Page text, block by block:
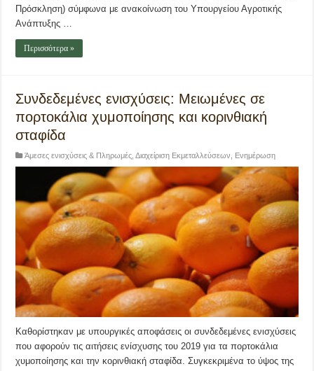
Πρόσκληση) σύμφωνα με ανακοίνωση του Υπουργείου Αγροτικής
Ανάπτυξης …
Περισσότερα »
Συνδεδεμένες ενισχύσεις: Μειωμένες σε
πορτοκάλια χυμοποίησης και κορινθιακή
σταφίδα
Άμεσες ενισχύσεις & Πληρωμές ,Διαχείριση Εκμεταλλεύσεων Ενημέρωση
Καθορίστηκαν με υπουργικές αποφάσεις οι συνδεδεμένες ενισχύσεις
που αφορούν τις αιτήσεις ενίσχυσης του 2019 για τα πορτοκάλια
χυμοποίησης και την κορινθιακή σταφίδα. Συγκεκριμένα το ύψος της